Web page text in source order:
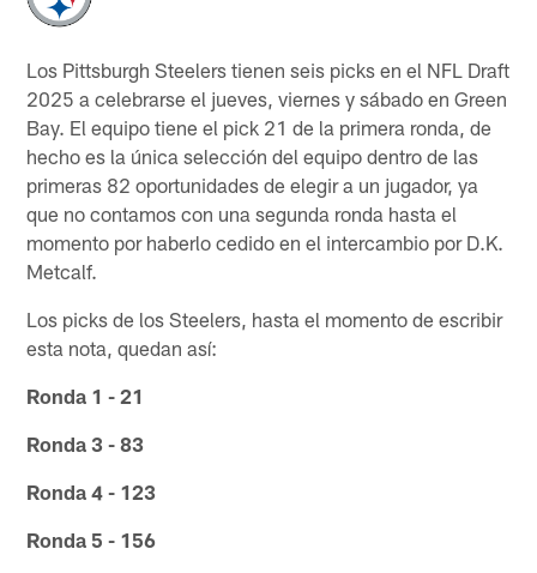
Los Pittsburgh Steelers tienen seis picks en el NFL Draft
2025 a celebrarse el jueves, viernes y sábado en Green
Bay. El equipo tiene el pick 21 de la primera ronda, de
hecho es la única selección del equipo dentro de las
primeras 82 oportunidades de elegir a un jugador, ya
que no contamos con una segunda ronda hasta el
momento por haberlo cedido en el intercambio por D.K.
Metcalf.
Los picks de los Steelers, hasta el momento de escribir
esta nota, quedan así:
Ronda 1 - 21
Ronda 3 - 83
Ronda 4 - 123
Ronda 5 - 156